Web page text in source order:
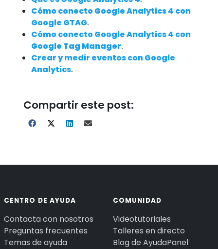
Cómo conecto Google Analytics 4 con
Google GTAG.
Cómo conecto Google Analytics 4 con
Google Tag Manager.
Crear y medir eventos con Google
Analytics.
Compartir este post:
CENTRO DE AYUDA
Contacta con nosotros
Preguntas frecuentes
Temas de ayuda
COMUNIDAD
Videotutoriales
Talleres en directo
Blog de AyudaPanel